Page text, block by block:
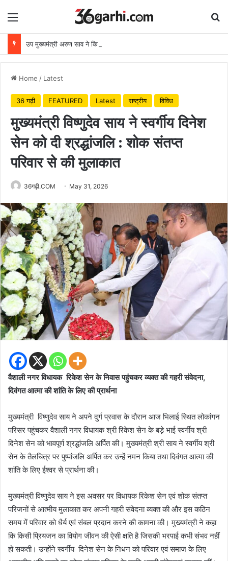
Menu
Home / Latest
36 गढ़ी FEATURED Latest राष्ट्रीय विविध
मुख्यमंत्री विष्णुदेव साय ने स्वर्गीय दिनेश
सेन को दी श्रद्धांजलि : शोक संतप्त
परिवार से की मुलाकात
36गढ़ी.COM May 31, 2026
वैशाली नगर विधायक रिकेश सेन के निवास पहुंचकर व्यक्त की गहरी संवेदना,
दिवंगत आत्मा की शांति के लिए की प्रार्थना
मुख्यमंत्री विष्णुदेव साय ने अपने दुर्ग प्रवास के दौरान आज भिलाई स्थित लोकांगन
परिसर पहुंचकर वैशाली नगर विधायक श्री रिकेश सेन के बड़े भाई स्वर्गीय श्री
दिनेश सेन को भावपूर्ण श्रद्धांजलि अर्पित की। मुख्यमंत्री श्री साय ने स्वर्गीय श्री
सेन के तैलचित्र पर पुष्पांजलि अर्पित कर उन्हें नमन किया तथा दिवंगत आत्मा की
शांति के लिए ईश्वर से प्रार्थना की।
मुख्यमंत्री विष्णुदेव साय ने इस अवसर पर विधायक रिकेश सेन एवं शोक संतप्त
परिजनों से आत्मीय मुलाकात कर अपनी गहरी संवेदना व्यक्त की और इस कठिन
समय में परिवार को धैर्य एवं संबल प्रदान करने की कामना की। मुख्यमंत्री ने कहा
कि किसी प्रियजन का वियोग जीवन की ऐसी क्षति है जिसकी भरपाई कभी संभव नहीं
हो सकती। उन्होंने स्वर्गीय दिनेश सेन के निधन को परिवार एवं समाज के लिए